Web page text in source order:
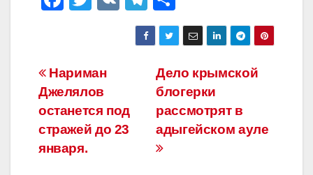
e
b
o
o
k
er
el
e
gr
a
m
тп
р
а
в
и
ть
Навигация
по
записям
Дело крымской
блогерки
рассмотрят в
адыгейском ауле
Нариман
Джелялов
останется под
стражей до 23
января.